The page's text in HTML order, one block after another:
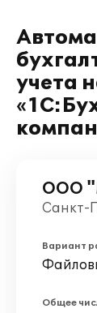
учета
ООО
Санкт-
Вариант
Общее